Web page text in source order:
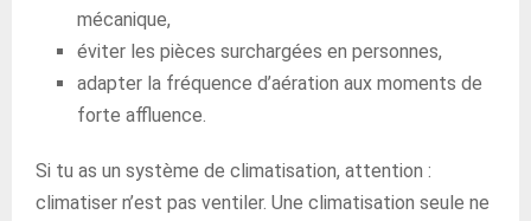
mécanique,
éviter les pièces surchargées en personnes,
adapter la fréquence d’aération aux moments de
forte affluence.
Si tu as un système de climatisation, attention :
climatiser n’est pas ventiler. Une climatisation seule ne